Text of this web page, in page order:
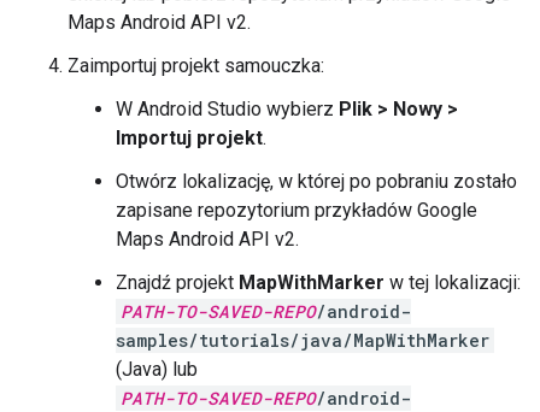
Maps Android API v2.
Zaimportuj projekt samouczka:
W Android Studio wybierz Plik > Nowy >
Importuj projekt.
Otwórz lokalizację, w której po pobraniu zostało
zapisane repozytorium przykładów Google
Maps Android API v2.
Znajdź projekt MapWithMarker w tej lokalizacji:
PATH-TO-SAVED-REPO/android-
samples/tutorials/java/MapWithMarker
(Java) lub
PATH-TO-SAVED-REPO/android-